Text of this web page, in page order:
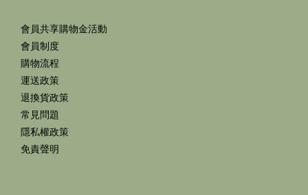
會員共享購物金活動
會員制度
購物流程
運送政策
退換貨政策
常見問題
隱私權政策
免責聲明